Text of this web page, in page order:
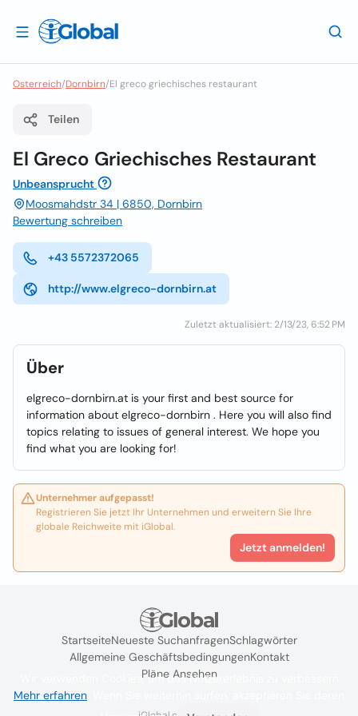
Osterreich/Dornbirn/El greco griechisches restaurant
Teilen
El Greco Griechisches Restaurant
Unbeansprucht
Moosmahdstr 34 | 6850, Dornbirn
Bewertung schreiben
+43 5572372065
http://www.elgreco-dornbirn.at
Zuletzt aktualisiert: 2/13/23, 6:52 PM
Über
elgreco-dornbirn.at is your first and best source for
information about elgreco-dornbirn . Here you will also find
topics relating to issues of general interest. We hope you
find what you are looking for!
Unternehmer aufgepasst!
Registrieren Sie jetzt Ihr Unternehmen und erweitern Sie Ihre
globale Reichweite mit iGlobal.
Jetzt anmelden!
StartseiteNeueste SuchanfragenSchlagwörter
Allgemeine GeschäftsbedingungenKontakt
Pläne Ansehen
Wir verwenden Cookies, um das Nutzererlebnis zu verbessern
Mehr erfahren